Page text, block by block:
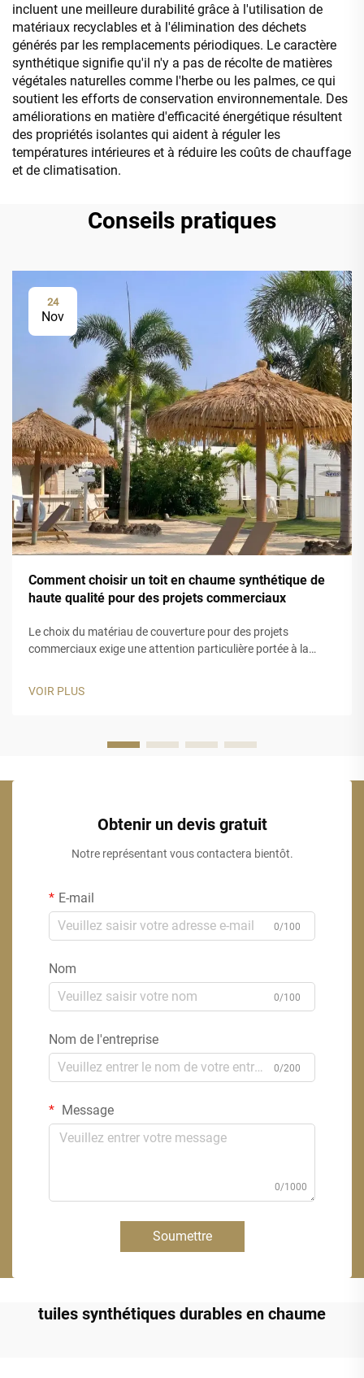
incluent une meilleure durabilité grâce à l'utilisation de
matériaux recyclables et à l'élimination des déchets
générés par les remplacements périodiques. Le caractère
synthétique signifie qu'il n'y a pas de récolte de matières
végétales naturelles comme l'herbe ou les palmes, ce qui
soutient les efforts de conservation environnementale. Des
améliorations en matière d'efficacité énergétique résultent
des propriétés isolantes qui aident à réguler les
températures intérieures et à réduire les coûts de chauffage
et de climatisation.
Conseils pratiques
24
Nov
Comment choisir un toit en chaume synthétique de
haute qualité pour des projets commerciaux
Le choix du matériau de couverture pour des projets
commerciaux exige une attention particulière portée à la
VOIR PLUS
Obtenir un devis gratuit
Notre représentant vous contactera bientôt.
E-mail
0/100
Nom
0/100
Nom de l'entreprise
0/200
Message
0/1000
Soumettre
tuiles synthétiques durables en chaume